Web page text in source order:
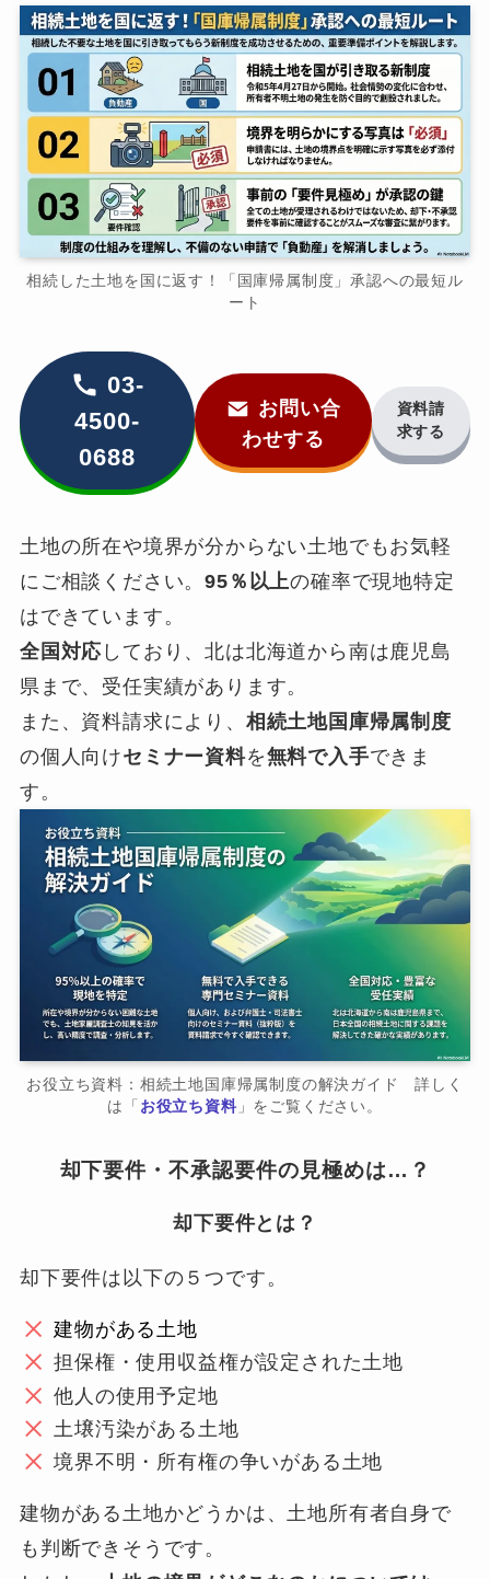
相続した土地を国に返す！「国庫帰属制度」承認への最短ル
ート
03-
4500-
0688
お問い合
わせする
資料請
求する
土地の所在や境界が分からない土地でもお気軽
にご相談ください。95％以上の確率で現地特定
はできています。
全国対応 しており、北は北海道から南は鹿児島
県まで、受任実績があります。
また、資料請求により、 相続土地国庫帰属制度
の個人向けセミナー資料を無料で入手できま
す。
お役立ち資料：相続土地国庫帰属制度の解決ガイド 詳しく
は「 お役立ち資料」をご覧ください。
却下要件・不承認要件の見極めは…？
却下要件とは？
却下要件は以下の５つです。
建物がある土地
担保権・使用収益権が設定された土地
他人の使用予定地
土壌汚染がある土地
境界不明・所有権の争いがある土地
建物がある土地かどうかは、土地所有者自身で
も判断できそうです。